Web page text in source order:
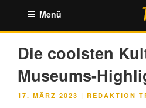
springen
Menü
Die coolsten
Museums-
VERÖFFENTLICHT
17. MÄRZ 2023 | REDAKTION